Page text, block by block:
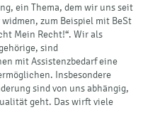
ein Thema, dem wir uns seit
zum Beispiel mit BeSt
Mein Recht!“. Wir als
sind
mit Assistenzbedarf eine
Insbesondere
sind von uns abhängig,
geht. Das wirft viele